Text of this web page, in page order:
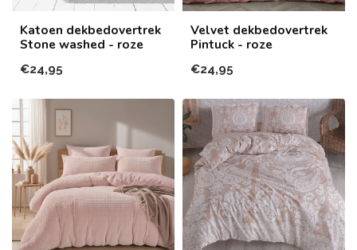
Katoen dekbedovertrek
Stone washed - roze
€24,95
Velvet dekbedovertrek
Pintuck - roze
€24,95